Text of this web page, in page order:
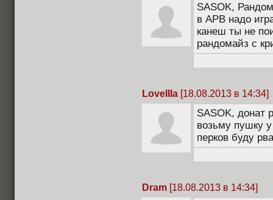
SASOK,
в APB надо
канеш ты не
рандомайз с
LoveIIIa [18.08.2013 в 14:34]
SASOK, донат
возьму пушку у
перков буду
Dram [18.08.2013 в 14:34]